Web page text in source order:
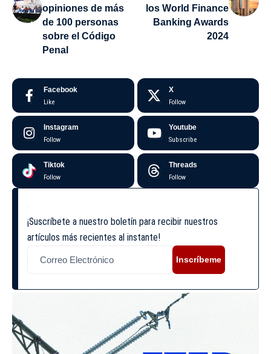
opiniones de más
de 100 personas
sobre el Código
Penal
los World Finance
Banking Awards
2024
Facebook
Like
X
Follow
Instagram
Follow
Youtube
Subscribe
Tiktok
Follow
Threads
Follow
¡Suscríbete a nuestro boletín para recibir nuestros
artículos más recientes al instante!
Inscríbeme